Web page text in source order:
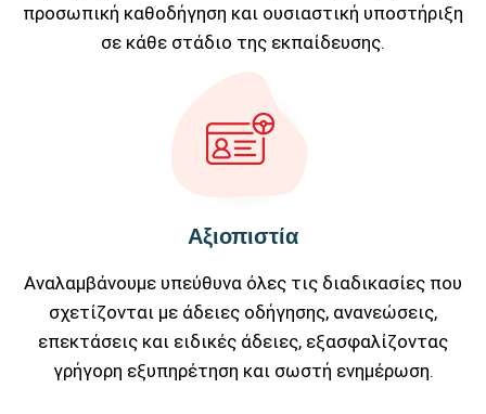
προσωπική καθοδήγηση και ουσιαστική υποστήριξη
σε κάθε στάδιο της εκπαίδευσης.
Αξιοπιστία
Αναλαμβάνουμε υπεύθυνα όλες τις διαδικασίες που
σχετίζονται με άδειες οδήγησης, ανανεώσεις,
επεκτάσεις και ειδικές άδειες, εξασφαλίζοντας
γρήγορη εξυπηρέτηση και σωστή ενημέρωση.